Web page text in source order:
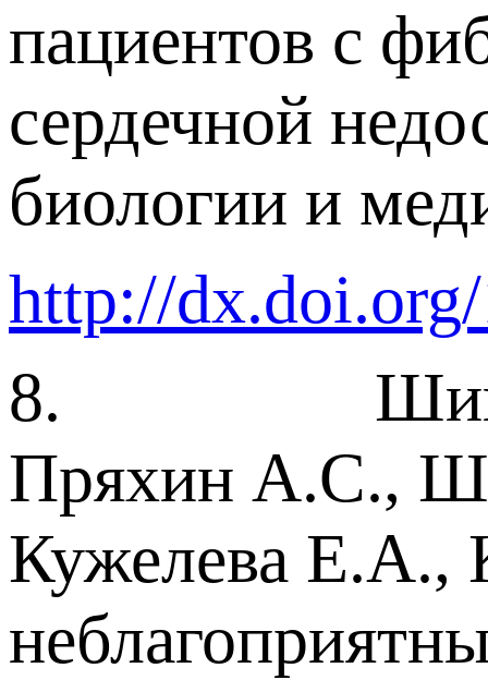
пациентов с
сердечной
биологии и
http://
8. Шипулин
Пряхин А.С.,
Кужелева Е.А.,